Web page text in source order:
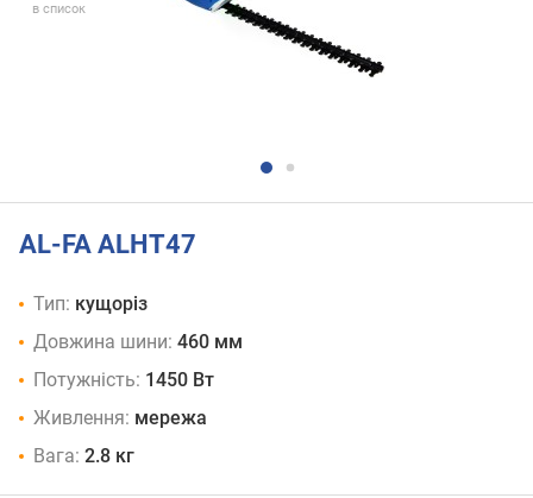
в список
AL-FA ALHT47
Тип: кущоріз
Довжина шини: 460 мм
Потужність: 1450 Вт
Живлення: мережа
Вага: 2.8 кг